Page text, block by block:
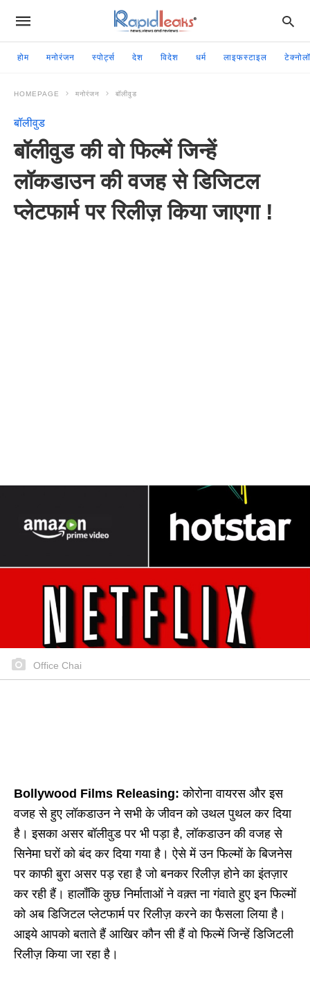
होम मनोरंजन स्पोर्ट्स देश विदेश धर्म लाइफस्टाइल
HOMEPAGE मनोरंजन बॉलीवुड
बॉलीवुड
बॉलीवुड की वो फिल्में जिन्हें
लॉकडाउन की वजह से डिजिटल
प्लेटफार्म पर रिलीज़ किया जाएगा !
Office Chai
Bollywood Films Releasing:कोरोना वायरस और इस
वजह से हुए लॉकडाउन ने सभी के जीवन को उथल पुथल कर दिया
है। इसका असर बॉलीवुड पर भी पड़ा है, लॉकडाउन की वजह से
सिनेमा घरों को बंद कर दिया गया है। ऐसे में उन फिल्मों के बिजनेस
पर काफी बुरा असर पड़ रहा है जो बनकर रिलीज़ होने का इंतज़ार
कर रही हैं। हालाँकि कुछ निर्माताओं ने वक़्त ना गंवाते हुए इन फिल्मों
को अब डिजिटल प्लेटफार्म पर रिलीज़ करने का फैसला लिया है।
आइये आपको बताते हैं आखिर कौन सी हैं वो फिल्में जिन्हें डिजिटली
रिलीज़ किया जा रहा है।